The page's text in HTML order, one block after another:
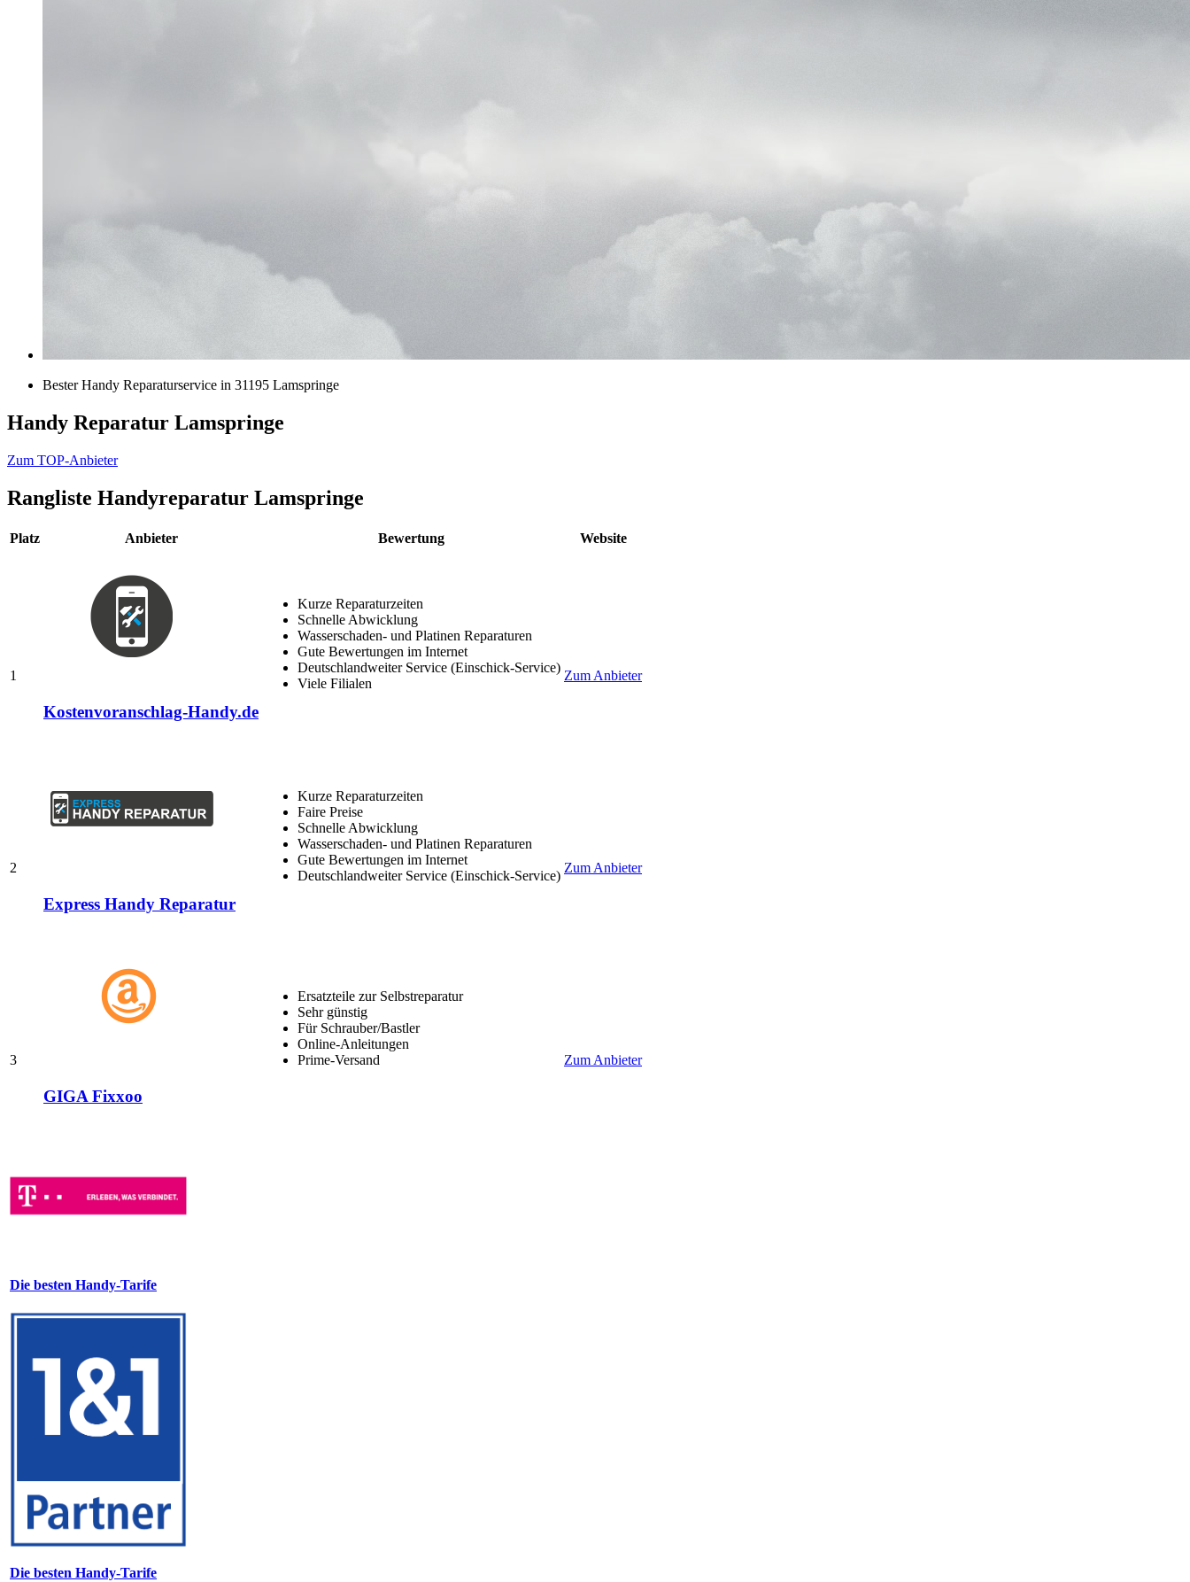
Bester Handy Reparaturservice in 31195 Lamspringe
Handy Reparatur Lamspringe
Zum TOP-Anbieter
Rangliste Handyreparatur Lamspringe
Platz Anbieter Bewertung Website
1
Kostenvoranschlag-Handy.de
Kurze Reparaturzeiten
Schnelle Abwicklung
Wasserschaden- und Platinen Reparaturen
Gute Bewertungen im Internet
Deutschlandweiter Service (Einschick-Service)
Viele Filialen
Zum Anbieter
2
Express Handy Reparatur
Kurze Reparaturzeiten
Faire Preise
Schnelle Abwicklung
Wasserschaden- und Platinen Reparaturen
Gute Bewertungen im Internet
Deutschlandweiter Service (Einschick-Service)
Zum Anbieter
3
GIGA Fixxoo
Ersatzteile zur Selbstreparatur
Sehr günstig
Für Schrauber/Bastler
Online-Anleitungen
Prime-Versand
Zum Anbieter
Die besten Handy-Tarife
Die besten Handy-Tarife